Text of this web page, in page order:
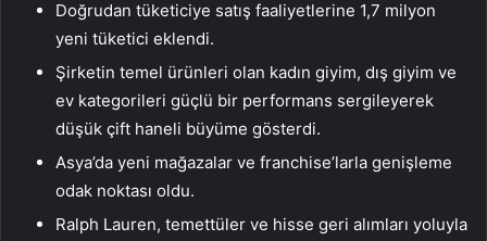
Doğrudan tüketiciye satış faaliyetlerine 1,7 milyon
yeni tüketici eklendi.
Şirketin temel ürünleri olan kadın giyim, dış giyim ve
ev kategorileri güçlü bir performans sergileyerek
düşük çift haneli büyüme gösterdi.
Asya’da yeni mağazalar ve franchise’larla genişleme
odak noktası oldu.
Ralph Lauren, temettüler ve hisse geri alımları yoluyla